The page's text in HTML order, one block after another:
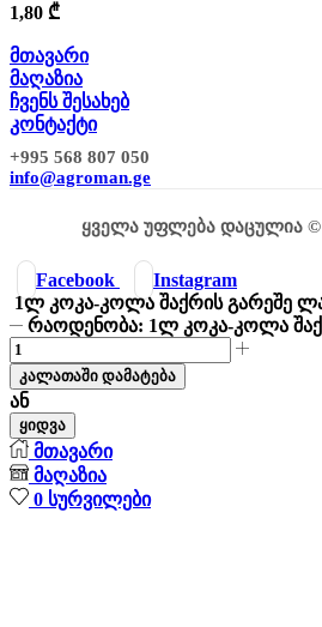
1,80 ₾
მთავარი
მაღაზია
ჩვენს შესახებ
კონტაქტი
+995 568 807 050
info@agroman.ge
ყველა უფლება დაცულია ©
Facebook
Instagram
1ლ კოკა-კოლა შაქრის გარეშე
რაოდენობა: 1ლ კოკა-კოლა
კალათაში დამატება
ან
ყიდვა
მთავარი
მაღაზია
0 სურვილები